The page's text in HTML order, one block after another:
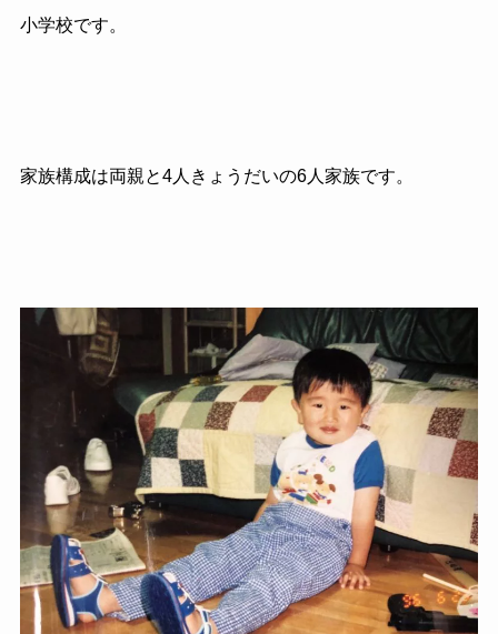
小学校です。
家族構成は両親と4人きょうだいの6人家族です。